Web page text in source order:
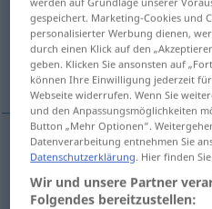
Übersicht aller
(Für mehr Details die
hotărât
hotărât entschlossen
gespeichert. Marketing-Cookies und
personalisierter Werbung dienen,
durch einen Klick auf den
geben. Klicken Sie ansonsten auf
können Ihre Einwilligung jederzeit
Webseite widerrufen. Wenn Sie
und den Anpassungsmöglichkeiten
Button „Mehr Optionen“.
Datenverarbeitung entnehmen Sie
Datenschutzerklärung. Hier finden
Wir und unsere Partner
Folgendes bereitzustellen: